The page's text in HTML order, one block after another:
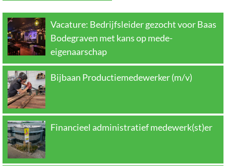
Vacature: Bedrijfsleider gezocht voor Baas
Bodegraven met kans op mede-
eigenaarschap
Bijbaan Productiemedewerker (m/v)
Financieel administratief medewerk(st)er